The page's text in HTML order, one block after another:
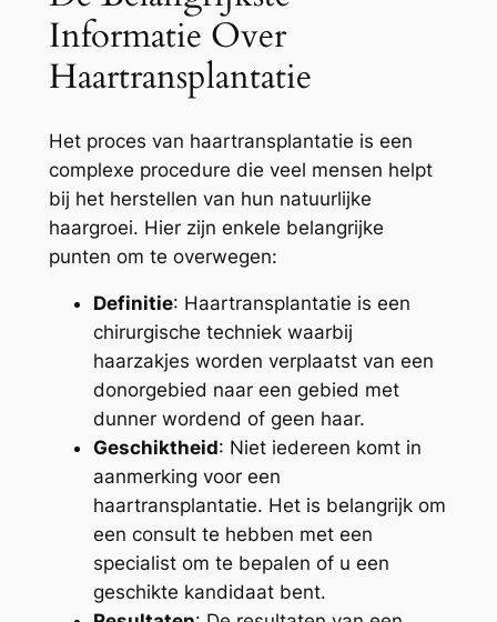
Informatie Over
Haartransplantatie
Het proces van haartransplantatie is een
complexe procedure die veel mensen helpt
bij het herstellen van hun natuurlijke
haargroei. Hier zijn enkele belangrijke
punten om te overwegen:
Definitie: Haartransplantatie is een
chirurgische techniek waarbij
haarzakjes worden verplaatst van een
donorgebied naar een gebied met
dunner wordend of geen haar.
Geschiktheid: Niet iedereen komt in
aanmerking voor een
haartransplantatie. Het is belangrijk om
een consult te hebben met een
specialist om te bepalen of u een
geschikte kandidaat bent.